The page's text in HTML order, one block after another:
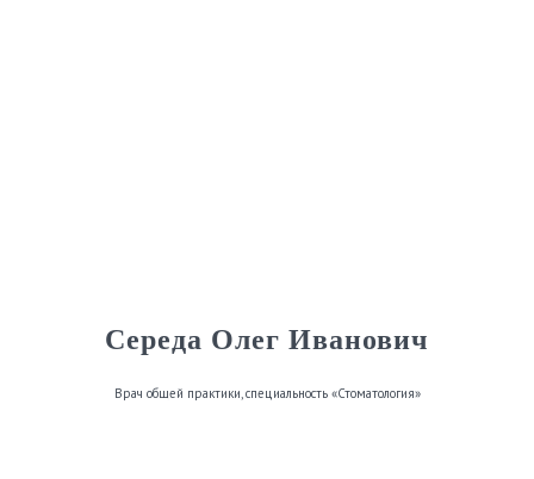
Середа Олег Иванович
Врач общей практики, специальность «Стоматология»